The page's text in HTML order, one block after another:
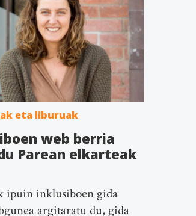
eta liburuak
web berria
Parean elkarteak
ipuin inklusiboen gida
argitaratu du, gida